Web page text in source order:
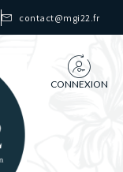
contact@mgi22.fr
CONNEXION